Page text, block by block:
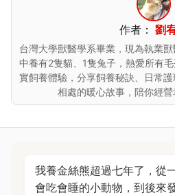
作者： 劉
台灣大學獸醫學系畢業，現為執業
中養有2隻貓、1隻兔子，熱愛所有
實飼養體驗，分享飼養秘訣、日常
相處的暖心故事，陪你經營
我養金絲熊超過七年了，從
會吃會睡的小動物，到後來